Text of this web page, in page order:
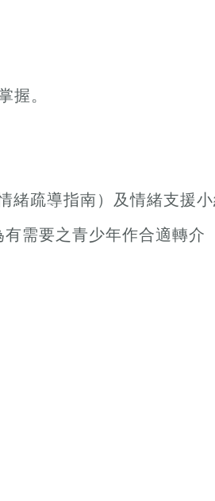
握。
緒疏導指南）及情緒支援
需要之青少年作合適轉介